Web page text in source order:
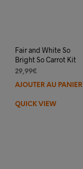
Fair and White So
Bright So Carrot Kit
29,99€
AJOUTER AU PANIER
QUICK VIEW